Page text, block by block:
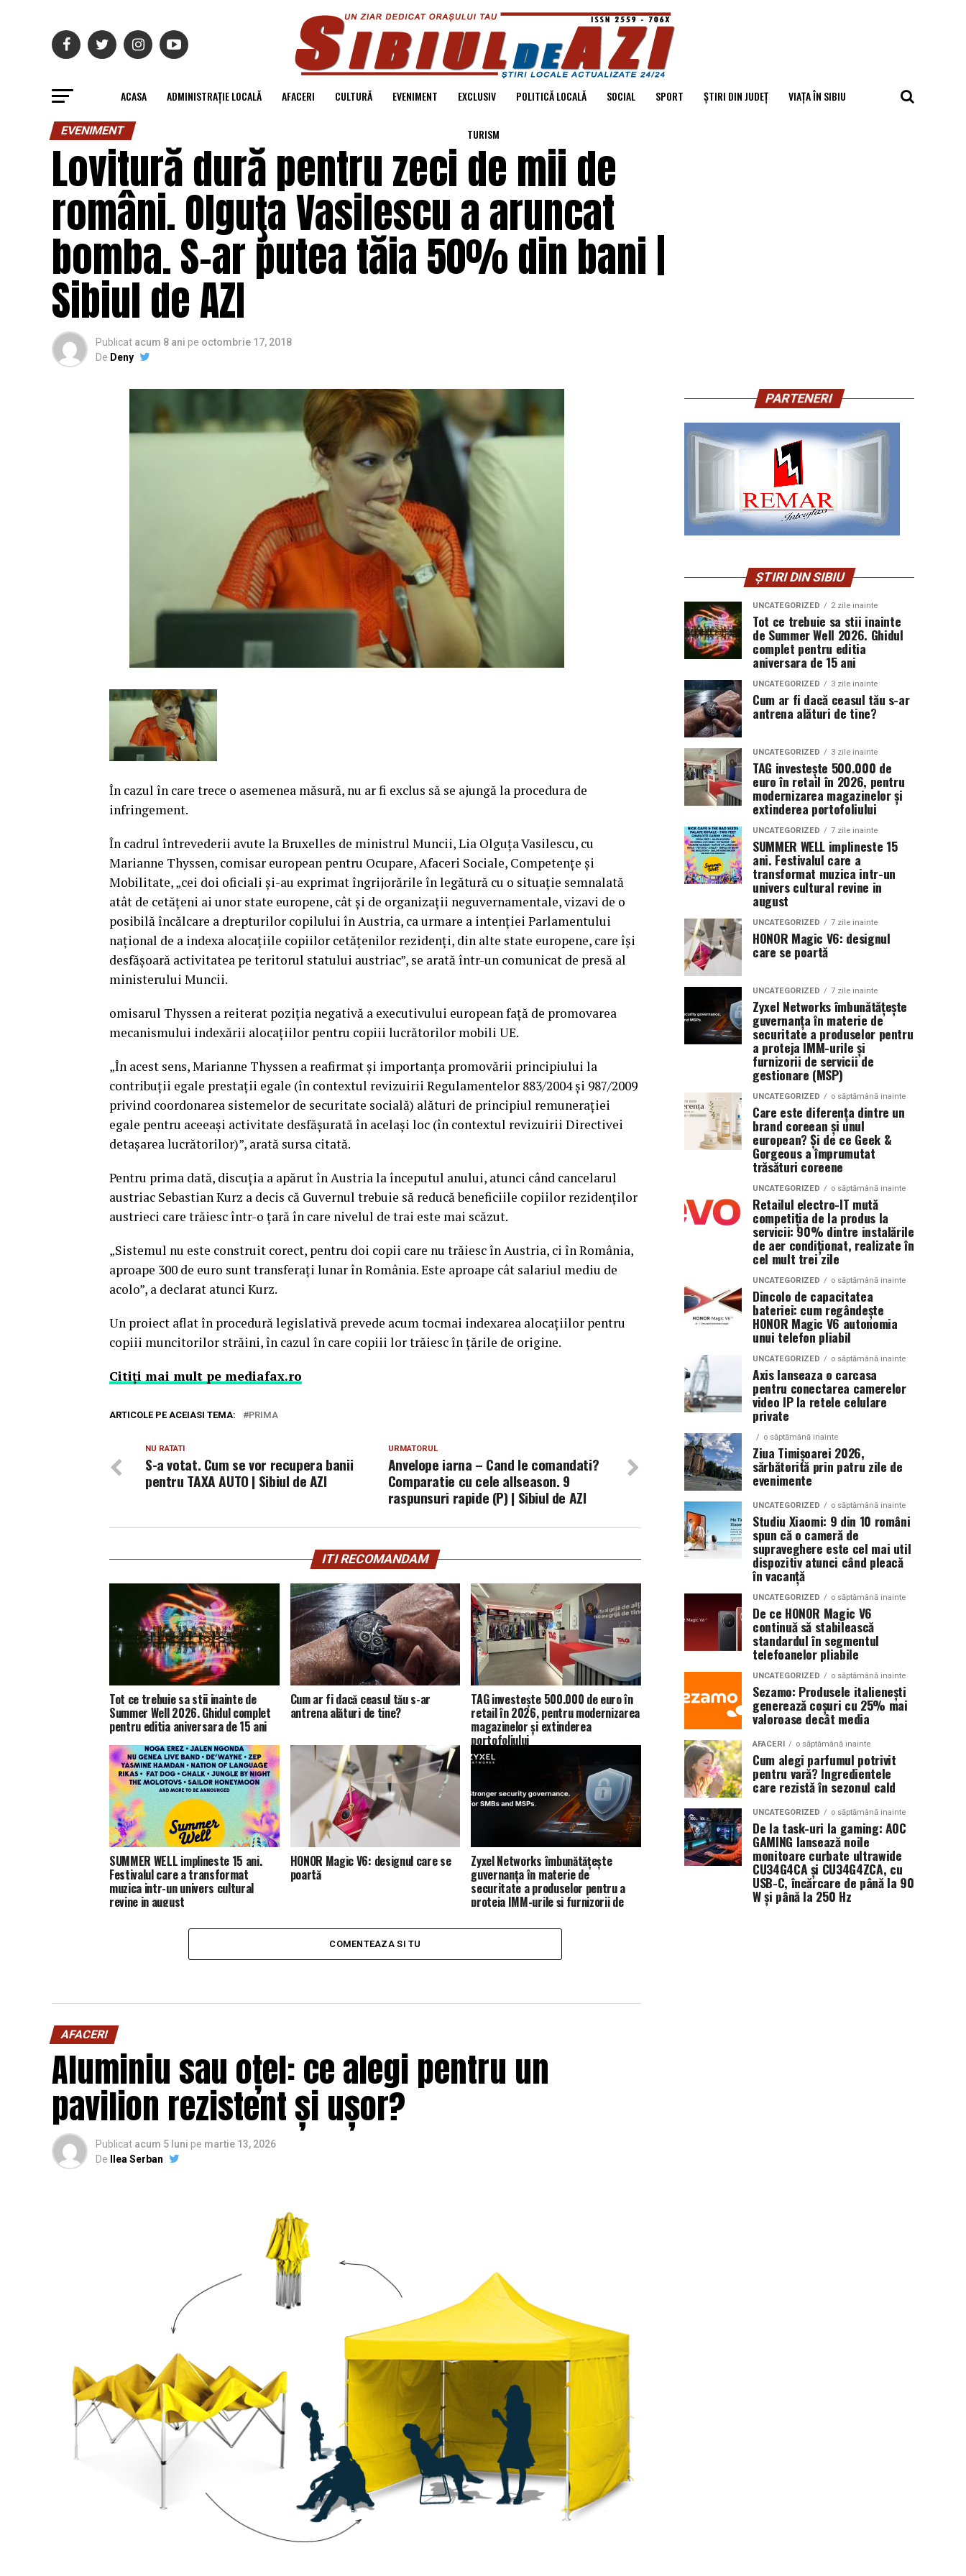
ACASA ADMINISTRAȚIE LOCALĂ AFACERI CULTURĂ EVENIMENT EXCLUSIV POLITICĂ LOCALĂ SOCIAL SPORT ȘTIRI DIN JUDEȚ VIAȚA ÎN SIBIU
TURISM
EVENIMENT
Lovitură dură pentru zeci de mii de
români. Olguţa Vasilescu a aruncat
bomba. S-ar putea tăia 50% din bani |
Sibiul de AZI
Publicat acum 8 ani pe octombrie 17, 2018
De Deny
În cazul în care trece o asemenea măsură, nu ar fi exclus să se ajungă la procedura de
infringement.
În cadrul întrevederii avute la Bruxelles de ministrul Muncii, Lia Olguţa Vasilescu, cu
Marianne Thyssen, comisar european pentru Ocupare, Afaceri Sociale, Competenţe şi
Mobilitate, „cei doi oficiali şi-au exprimat îngrijorările în legătură cu o situaţie semnalată
atât de cetăţeni ai unor state europene, cât şi de organizaţii neguvernamentale, vizavi de o
posibilă încălcare a drepturilor copilului în Austria, ca urmare a intenţiei Parlamentului
naţional de a indexa alocaţiile copiilor cetăţenilor rezidenţi, din alte state europene, care îşi
desfăşoară activitatea pe teritorul statului austriac”, se arată într-un comunicat de presă al
ministerului Muncii.
omisarul Thyssen a reiterat poziţia negativă a executivului european faţă de promovarea
mecanismului indexării alocaţiilor pentru copiii lucrătorilor mobili UE.
„În acest sens, Marianne Thyssen a reafirmat şi importanţa promovării principiului la
contribuţii egale prestaţii egale (în contextul revizuirii Regulamentelor 883/2004 şi 987/2009
privind coordonarea sistemelor de securitate socială) alături de principiul remuneraţiei
egale pentru aceeaşi activitate desfăşurată în acelaşi loc (în contextul revizuirii Directivei
detaşarea lucrătorilor)”, arată sursa citată.
Pentru prima dată, discuţia a apărut în Austria la începutul anului, atunci când cancelarul
austriac Sebastian Kurz a decis că Guvernul trebuie să reducă beneficiile copiilor rezidenţilor
austrieci care trăiesc într-o ţară în care nivelul de trai este mai scăzut.
„Sistemul nu este construit corect, pentru doi copii care nu trăiesc în Austria, ci în România,
aproape 300 de euro sunt transferaţi lunar în România. Este aproape cât salariul mediu de
acolo”, a declarat atunci Kurz.
Un proiect aflat în procedură legislativă prevede acum tocmai indexarea alocaţiilor pentru
copiii muncitorilor străini, în cazul în care copiii lor trăiesc în ţările de origine.
Citiţi mai mult pe mediafax.ro
ARTICOLE PE ACEIASI TEMA: PRIMA
URMATORUL
Anvelope iarna – Cand le comandati?
Comparatie cu cele allseason. 9
raspunsuri rapide (P) | Sibiul de AZI
NU RATATI
S-a votat. Cum se vor recupera banii
pentru TAXA AUTO | Sibiul de AZI
ITI RECOMANDAM
Tot ce trebuie sa stii inainte de
Summer Well 2026. Ghidul complet
pentru editia aniversara de 15 ani
Cum ar fi dacă ceasul tău s-ar
antrena alături de tine?
TAG investește 500.000 de euro în
retail în 2026, pentru modernizarea
magazinelor și extinderea
portofoliului
SUMMER WELL implineste 15 ani.
Festivalul care a transformat
muzica intr-un univers cultural
revine in august
HONOR Magic V6: designul care se
poartă
Zyxel Networks îmbunătățește
guvernanța în materie de
securitate a produselor pentru a
proteja IMM-urile și furnizorii de
COMENTEAZA SI TU
AFACERI
Aluminiu sau oțel: ce alegi pentru un
pavilion rezistent și ușor?
Publicat acum 5 luni pe martie 13, 2026
De
Ilea Serban
PARTENERI
ȘTIRI DIN SIBIU
UNCATEGORIZED 2 zile inainte
Tot ce trebuie sa stii inainte
de Summer Well 2026. Ghidul
complet pentru editia
aniversara de 15 ani
UNCATEGORIZED 3 zile inainte
Cum ar fi dacă ceasul tău s-ar
antrena alături de tine?
UNCATEGORIZED 3 zile inainte
TAG investește 500.000 de
euro în retail în 2026, pentru
modernizarea magazinelor și
extinderea portofoliului
UNCATEGORIZED 7 zile inainte
SUMMER WELL implineste 15
ani. Festivalul care a
transformat muzica intr-un
univers cultural revine in
august
UNCATEGORIZED 7 zile inainte
HONOR Magic V6: designul
care se poartă
UNCATEGORIZED 7 zile inainte
Zyxel Networks îmbunătățește
guvernanța în materie de
securitate a produselor pentru
a proteja IMM-urile și
furnizorii de servicii de
gestionare (MSP)
UNCATEGORIZED o săptămână inainte
Care este diferența dintre un
brand coreean și unul
european? Și de ce Geek &
Gorgeous a împrumutat
trăsături coreene
UNCATEGORIZED o săptămână inainte
Retailul electro-IT mută
competiția de la produs la
servicii: 90% dintre instalările
de aer condiționat, realizate în
cel mult trei zile
UNCATEGORIZED o săptămână inainte
Dincolo de capacitatea
bateriei: cum regândește
HONOR Magic V6 autonomia
unui telefon pliabil
UNCATEGORIZED o săptămână inainte
Axis lanseaza o carcasa
pentru conectarea camerelor
video IP la retele celulare
private
o săptămână inainte
Ziua Timișoarei 2026,
sărbătorită prin patru zile de
evenimente
UNCATEGORIZED o săptămână inainte
Studiu Xiaomi: 9 din 10 români
spun că o cameră de
supraveghere este cel mai util
dispozitiv atunci când pleacă
în vacanță
UNCATEGORIZED o săptămână inainte
De ce HONOR Magic V6
continuă să stabilească
standardul în segmentul
telefoanelor pliabile
UNCATEGORIZED o săptămână inainte
Sezamo: Produsele italienești
generează coșuri cu 25% mai
valoroase decât media
AFACERI o săptămână inainte
Cum alegi parfumul potrivit
pentru vară? Ingredientele
care rezistă în sezonul cald
UNCATEGORIZED o săptămână inainte
De la task-uri la gaming: AOC
GAMING lansează noile
monitoare curbate ultrawide
CU34G4CA și CU34G4ZCA, cu
USB-C, încărcare de până la 90
W și până la 250 Hz